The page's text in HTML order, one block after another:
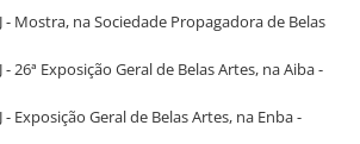
- Mostra, na Sociedade Propagadora de Belas
- 26ª Exposição Geral de Belas Artes, na Aiba -
- Exposição Geral de Belas Artes, na Enba -